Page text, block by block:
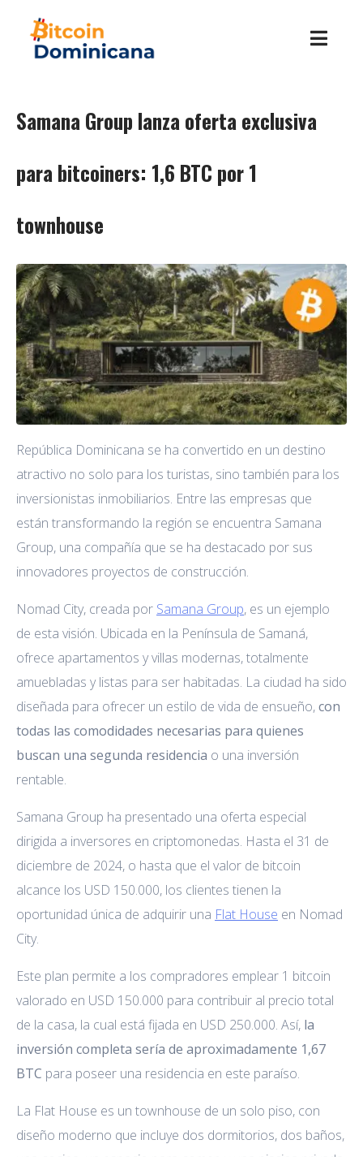
Samana Group lanza oferta exclusiva
para bitcoiners: 1,6 BTC por 1
townhouse
República Dominicana se ha convertido en un destino
atractivo no solo para los turistas, sino también para los
inversionistas inmobiliarios. Entre las empresas que
están transformando la región se encuentra Samana
Group, una compañía que se ha destacado por sus
innovadores proyectos de construcción.
Nomad City, creada por Samana Group, es un ejemplo
de esta visión. Ubicada en la Península de Samaná,
ofrece apartamentos y villas modernas, totalmente
amuebladas y listas para ser habitadas. La ciudad ha sido
diseñada para ofrecer un estilo de vida de ensueño,con
todas las comodidades necesarias para quienes
buscan una segunda residencia o una inversión
rentable.
Samana Group ha presentado una oferta especial
dirigida a inversores en criptomonedas. Hasta el 31 de
diciembre de 2024, o hasta que el valor de bitcoin
alcance los USD 150.000, los clientes tienen la
oportunidad única de adquirir una Flat House en Nomad
City.
Este plan permite a los compradores emplear 1 bitcoin
valorado en USD 150.000 para contribuir al precio total
de la casa, la cual está fijada en USD 250.000. Así, la
inversión completa sería de aproximadamente 1,67
BTC para poseer una residencia en este paraíso.
La Flat House es un townhouse de un solo piso, con
diseño moderno que incluye dos dormitorios, dos baños,